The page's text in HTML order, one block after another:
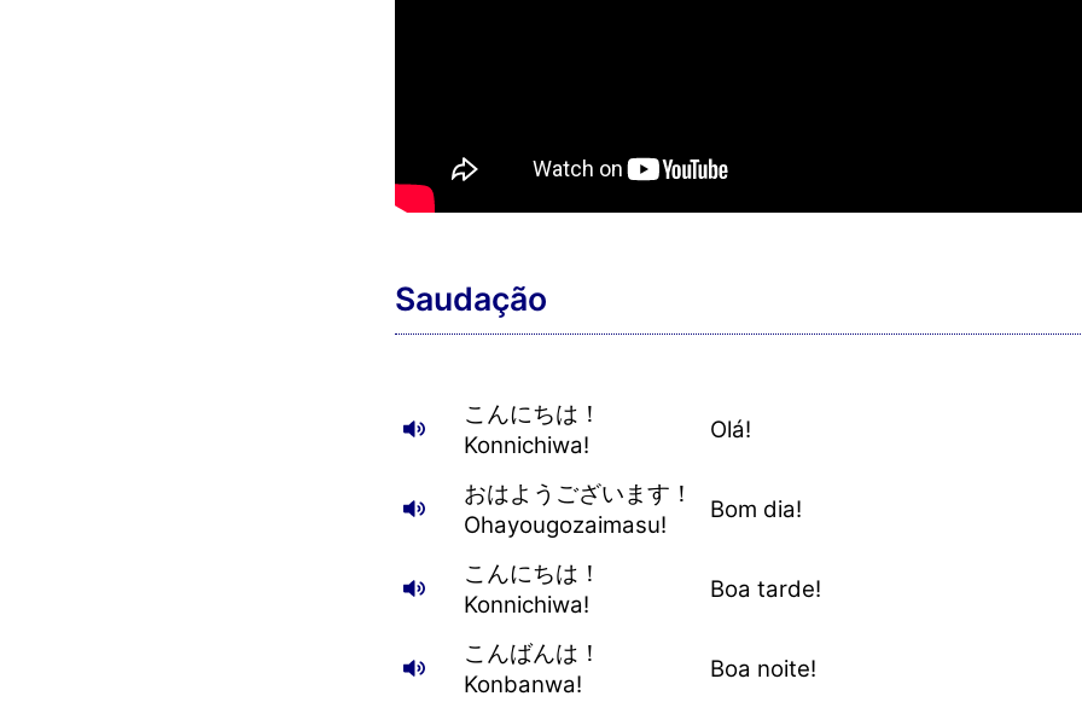
Saudação
こんにちは！
Konnichiwa!
Olá!
おはようございます！
Ohayougozaimasu!
Bom dia!
こんにちは！
Konnichiwa!
Boa tarde!
こんばんは！
Konbanwa!
Boa noite!